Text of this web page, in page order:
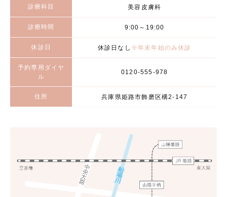
診療科目 美容皮膚科
診療時間 9:00～19:00
休診日 休診日なし ※年末年始のみ休診
予約専用ダイヤ
ル
0120-555-978
住所 兵庫県姫路市飾磨区構2-147